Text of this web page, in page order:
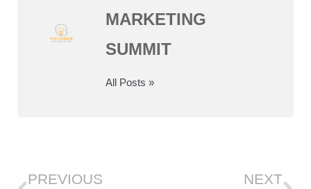
MARKETING
SUMMIT
All Posts »
PREVIOUS NEXT